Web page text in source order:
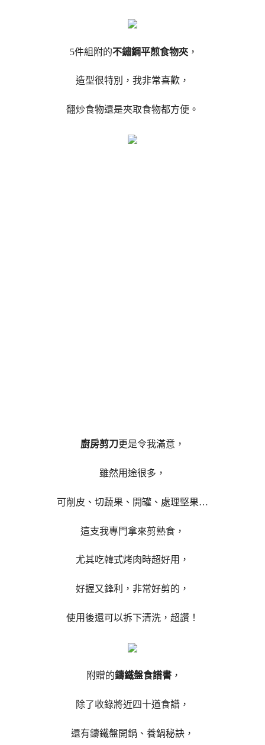
5件組附的不鏽鋼平煎食物夾 ，
造型很特別，我非常喜歡，
翻炒食物還是夾取食物都方便。
廚房剪刀更是令我滿意，
雖然用途很多，
可削皮、切蔬果、開罐、處理堅果…
這支我專門拿來剪熟食，
尤其吃韓式烤肉時超好用，
好握又鋒利，非常好剪的，
使用後還可以拆下清洗，超讚！
附贈的鑄鐵盤食譜書 ，
除了收錄將近四十道食譜，
還有鑄鐵盤開鍋、養鍋秘訣，